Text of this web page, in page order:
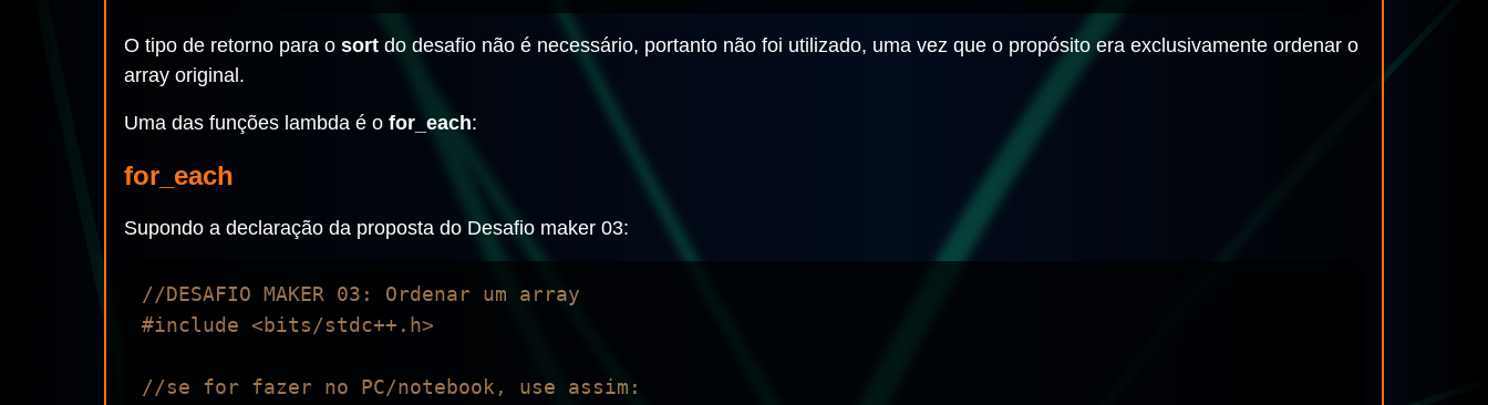
O tipo de retorno para o sort do desafio não é necessário, portanto não foi utilizado, uma vez que o propósito era exclusivamente ordenar o
array original.
Uma das funções lambda é o for_each:
for_each
Supondo a declaração da proposta do Desafio maker 03:
//DESAFIO MAKER 03: Ordenar um array
#include <bits/stdc++.h>
//se for fazer no PC/notebook, use assim: